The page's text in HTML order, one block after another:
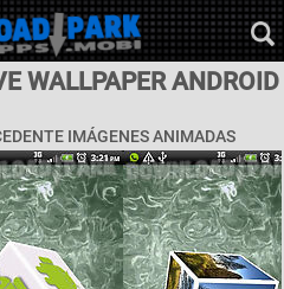
WALLPAPER ANDROID
IMÁGENES ANIMADAS